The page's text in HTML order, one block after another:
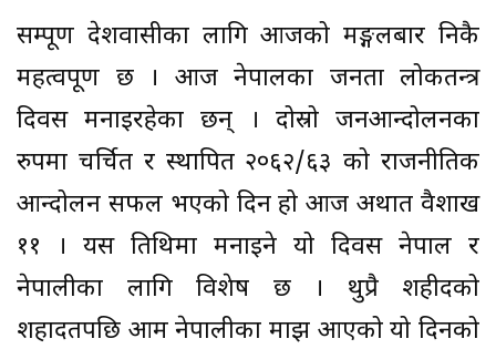
सम्पूर्ण देशवासीका लागि आजको मङ्गलबार निकै
महत्वपूर्ण छ । आज नेपालका जनता लोकतन्त्र
दिवस मनाइरहेका छन् । दोस्रो जनआन्दोलनका
रुपमा चर्चित र स्थापित २०६२/६३ को राजनीतिक
आन्दोलन सफल भएको दिन हो आज अर्थात वैशाख
११ । यस तिथिमा मनाइने यो दिवस नेपाल र
नेपालीका लागि विशेष छ । थुप्रै शहीदको
शहादतपछि आम नेपालीका माझ आएको यो दिनको